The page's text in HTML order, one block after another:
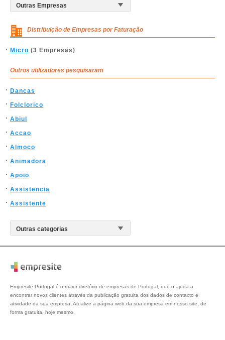
Distribuição de Empresas por Faturação
Micro (3 Empresas)
Outros utilizadores pesquisaram
Dancas
Folclorico
Abiul
Accao
Almoco
Animadora
Apoio
Assistencia
Assistente
Empresite Portugal é o maior diretório de empresas de Portugal, que o ajuda a
encontrar novos clientes através da publicação gratuita dos dados de contacto e
atividade da sua empresa. Atualize a página web da sua empresa em nosso site, de
forma gratuita, hoje mesmo.